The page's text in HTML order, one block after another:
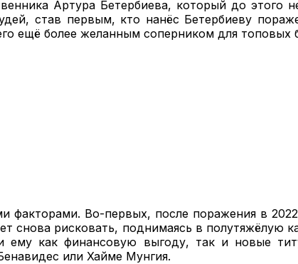
Артура Бетербиева, который до этого
став первым, кто нанёс Бетербиеву
ещё более желанным соперником для топовых
факторами. Во-первых, после поражения в
снова рисковать, поднимаясь в полутяжёлую
ему как финансовую выгоду, так и новые
или Хайме Мунгия.